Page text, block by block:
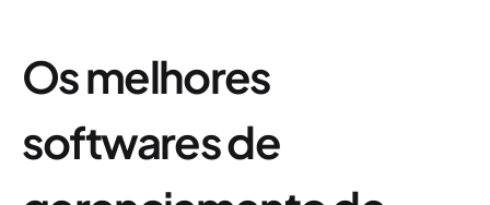
Os melhores
softwares de